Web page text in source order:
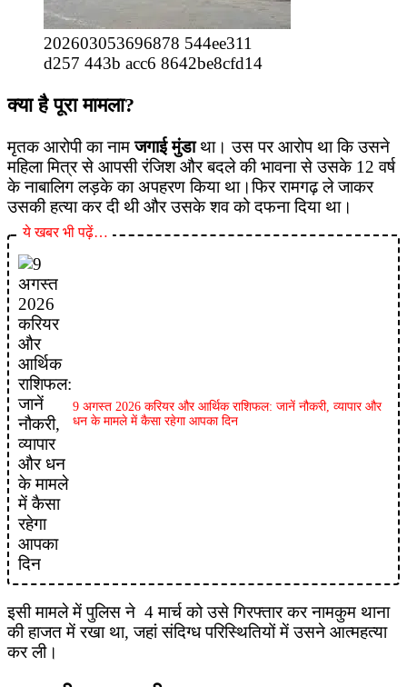
202603053696878 544ee311
d257 443b acc6 8642be8cfd14
​क्या है पूरा मामला?
​मृतक आरोपी का नामजगाई मुंडाथा। उस पर आरोप था कि उसने
महिला मित्र से आपसी रंजिश और बदले की भावना से उसके 12 वर्ष
के नाबालिग लड़के का अपहरण किया था।फिर रामगढ़ ले जाकर
उसकी हत्या कर दी थी और उसके शव को दफना दिया था।
ये खबर भी पढ़ें…
9 अगस्त 2026 करियर और आर्थिक राशिफल: जानें नौकरी, व्यापार और
धन के मामले में कैसा रहेगा आपका दिन
इसी मामले में पुलिस ने 4 मार्च को उसे गिरफ्तार कर नामकुम थाना
की हाजत में रखा था, जहां संदिग्ध परिस्थितियों में उसने आत्महत्या
कर ली।